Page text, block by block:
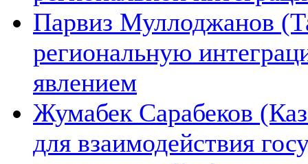
Парвиз Муллоджанов
региональную
явлением
Жумабек Сарабеков
для взаимодействия